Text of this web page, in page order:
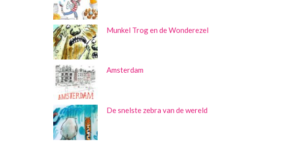
Munkel Trog en de Wonderezel
Amsterdam
De snelste zebra van de wereld